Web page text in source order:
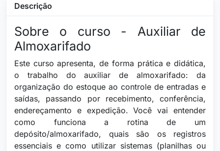
Descrição
Sobre o curso - Auxiliar de
Almoxarifado
Este curso apresenta, de forma prática e didática,
o trabalho do auxiliar de almoxarifado: da
organização do estoque ao controle de entradas e
saídas, passando por recebimento, conferência,
endereçamento e expedição. Você vai entender
como funciona a rotina de um
depósito/almoxarifado, quais são os registros
essenciais e como utilizar sistemas (planilhas ou